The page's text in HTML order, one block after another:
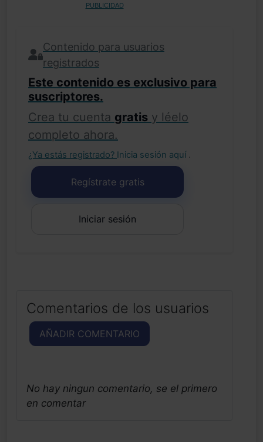
PUBLICIDAD
Contenido para usuarios
registrados
Este contenido es exclusivo para
suscriptores.
Crea tu cuenta gratis y léelo
completo ahora.
¿Ya estás registrado? Inicia sesión aquí .
Regístrate gratis
Iniciar sesión
Comentarios de los usuarios
AÑADIR COMENTARIO
No hay ningun comentario, se el primero
en comentar